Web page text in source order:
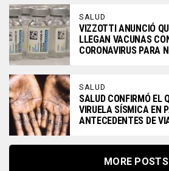
SALUD
VIZZOTTI ANUNCIÓ
LLEGAN VACUNAS
CORONAVIRUS PARA
SALUD
SALUD CONFIRMÓ EL
VIRUELA SÍSMICA EN
ANTECEDENTES DE
MORE POSTS